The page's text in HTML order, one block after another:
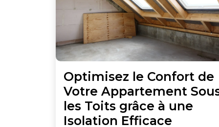
Optimisez le Confort de
Votre Appartement
les Toits grâce à une
Isolation Efficace